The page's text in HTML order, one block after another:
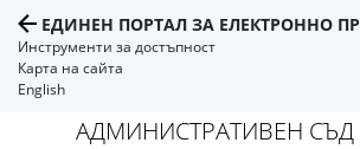
ЕДИНЕН ПОРТАЛ ЗА ЕЛЕКТРОННО
Инструменти за достъпност
Карта на сайта
English
АДМИНИСТРАТИВЕН СЪД